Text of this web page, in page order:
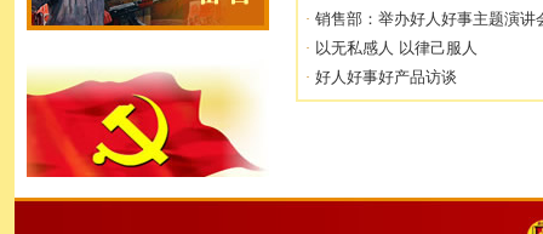
· 销售部：举办好人好事主题演讲
· 以无私感人 以律己服人
· 好人好事好产品访谈